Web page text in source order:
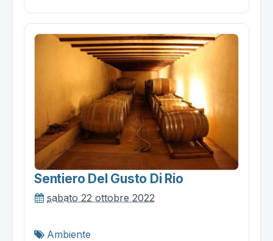
Sentiero Del Gusto Di Rio
sabato 22 ottobre 2022
Ambiente